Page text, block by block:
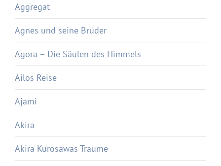
Aggregat
Agnes und seine Brüder
Agora – Die Säulen des Himmels
Ailos Reise
Ajami
Akira
Akira Kurosawas Träume